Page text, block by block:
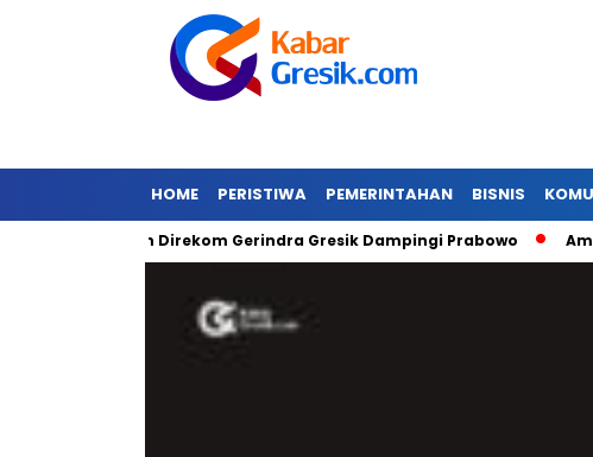
HOME PERISTIWA PEMERINTAHAN BISNIS
Gibran Direkom Gerindra Gresik Dampingi Prabowo Amazon